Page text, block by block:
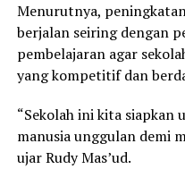
Menurutnya,
berjalan seiring dengan
pembelajaran agar
yang kompetitif dan
“Sekolah ini kita siapkan
manusia unggulan demi
ujar Rudy Mas’ud.